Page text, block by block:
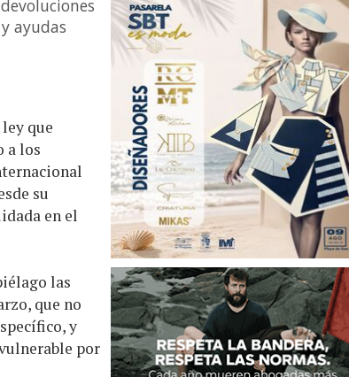
ayudas
que
a los
su
en el
las
que no
y
por